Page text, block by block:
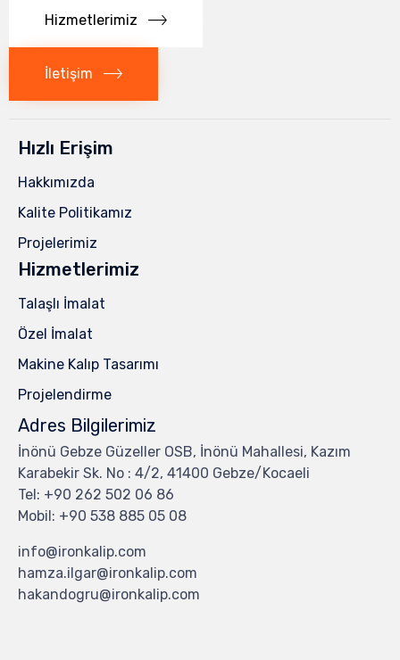
Hizmetlerimiz
İletişim
Hızlı Erişim
Hakkımızda
Kalite Politikamız
Projelerimiz
Hizmetlerimiz
Talaşlı İmalat
Özel İmalat
Makine Kalıp Tasarımı
Projelendirme
Adres Bilgilerimiz
İnönü Gebze Güzeller OSB, İnönü Mahallesi, Kazım
Karabekir Sk. No : 4/2, 41400 Gebze/Kocaeli
Tel: +90 262 502 06 86
Mobil: +90 538 885 05 08
info@ironkalip.com
hamza.ilgar@ironkalip.com
hakandogru@ironkalip.com